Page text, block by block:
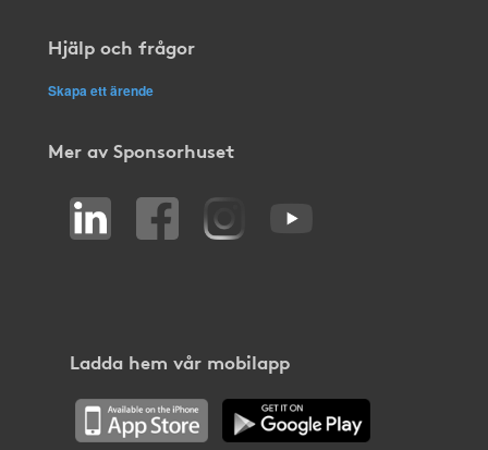
Hjälp och frågor
Skapa ett ärende
Mer av Sponsorhuset
Ladda hem vår mobilapp